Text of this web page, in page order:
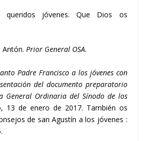
queridos jóvenes. Que Dios os
Antón.Prior General OSA.
Padre Francisco a los jóvenes con
del documento preparatorio
General Ordinaria del Sínodo de los
13 de enero de 2017. También os
de san Agustín a los jóvenes :